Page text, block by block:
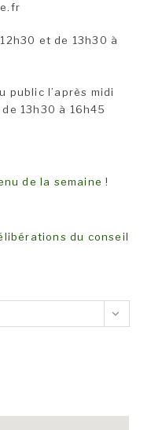
et de 13h30 à
public l’après midi
13h30 à 16h45
de la semaine !
du conseil